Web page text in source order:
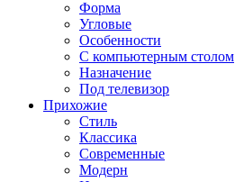
Форма
Угловые
Особенности
С компьютерным столом
Назначение
Под телевизор
Прихожие
Стиль
Классика
Современные
Модерн